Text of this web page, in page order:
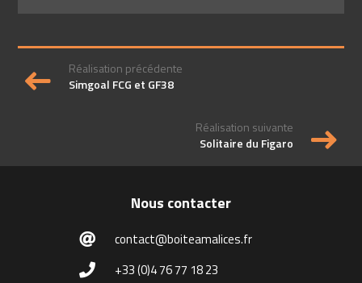
Réalisation précédente
Simgoal FCG et GF38
Réalisation suivante
Solitaire du Figaro
Nous contacter
contact@boiteamalices.fr
+33 (0)4 76 77 18 23